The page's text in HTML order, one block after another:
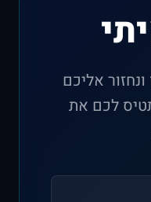
אליכם
לכם את